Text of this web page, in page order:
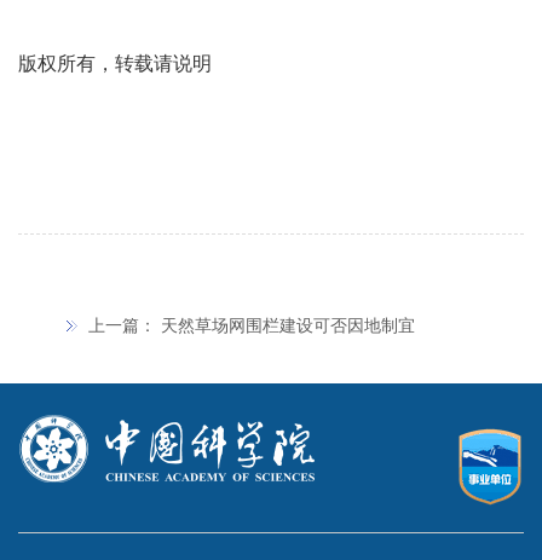
版权所有，转载请说明
上一篇： 天然草场网围栏建设可否因地制宜